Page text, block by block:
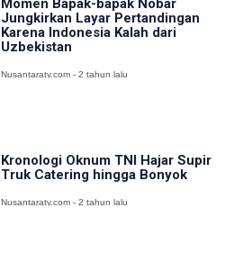
Momen Bapak-bapak Nobar
Jungkirkan Layar Pertandingan
Karena Indonesia Kalah dari
Uzbekistan
Nusantaratv.com - 2 tahun lalu
Kronologi Oknum TNI Hajar Supir
Truk Catering hingga Bonyok
Nusantaratv.com - 2 tahun lalu